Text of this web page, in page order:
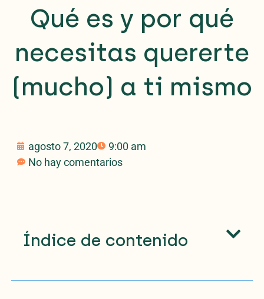
Qué es y por qué
necesitas quererte
(mucho) a ti mismo
agosto 7, 2020
9:00 am
No hay comentarios
Índice de contenido